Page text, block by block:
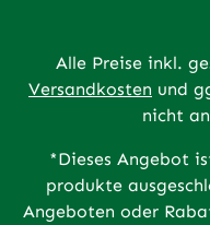
Alle Preise inkl.
Versandkosten und
nicht
*Dieses Angebot
produkte
Angeboten oder